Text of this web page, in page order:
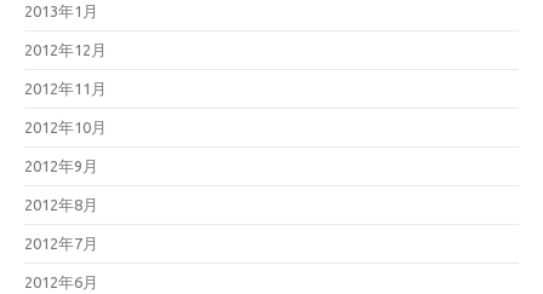
2013年1月
2012年12月
2012年11月
2012年10月
2012年9月
2012年8月
2012年7月
2012年6月